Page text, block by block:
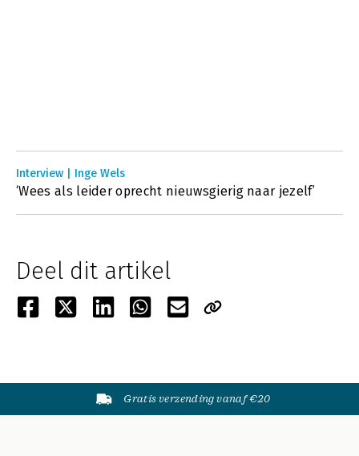
Interview | Inge Wels
‘Wees als leider oprecht nieuwsgierig naar jezelf’
Deel dit artikel
Gratis verzending vanaf €20